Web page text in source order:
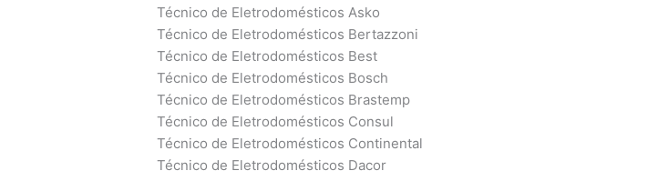
Técnico de Eletrodomésticos Asko
Técnico de Eletrodomésticos Bertazzoni
Técnico de Eletrodomésticos Best
Técnico de Eletrodomésticos Bosch
Técnico de Eletrodomésticos Brastemp
Técnico de Eletrodomésticos Consul
Técnico de Eletrodomésticos Continental
Técnico de Eletrodomésticos Dacor